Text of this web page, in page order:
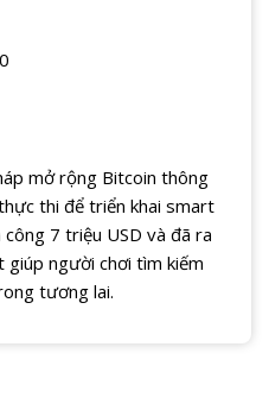
mở rộng Bitcoin thông
thi để triển khai smart
7 triệu USD và đã ra
giúp người chơi tìm kiếm
tương lai.